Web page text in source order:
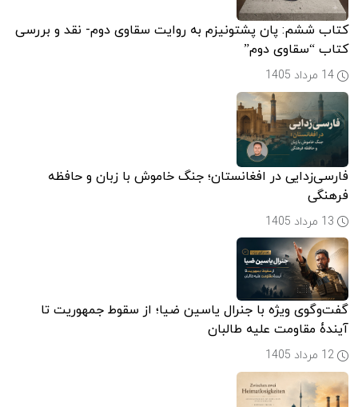
کتاب ششم: پان پشتونیزم به روایت سقاوی دوم- نقد و بررسی
کتاب “سقاوی دوم”
فارسی‌زدایی در افغانستان؛ جنگ خاموش با زبان و حافظه
فرهنگی
گفت‌وگوی ویژه با جنرال یاسین ضیا؛ از سقوط جمهوریت تا
آیندۀ مقاومت علیه طالبان